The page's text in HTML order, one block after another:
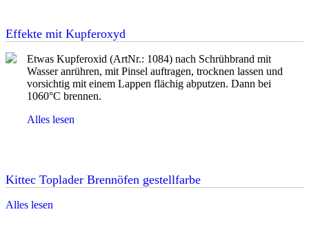
Effekte mit Kupferoxyd
Etwas Kupferoxid (ArtNr.: 1084) nach Schrühbrand mit
Wasser anrühren, mit Pinsel auftragen, trocknen lassen und
vorsichtig mit einem Lappen flächig abputzen. Dann bei
1060°C brennen.
Alles lesen
Kittec Toplader Brennöfen gestellfarbe
Alles lesen